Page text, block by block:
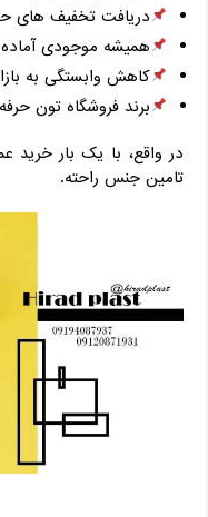
دریافت تخفیف ‌های
همیشه موجودی
کاهش وابستگی به
برند فروشگاه ‌تون
در واقع، با یک بار خرید
تامین جنس راحته.